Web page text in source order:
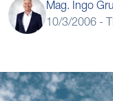
Mag. Ingo
10/3/2006 -